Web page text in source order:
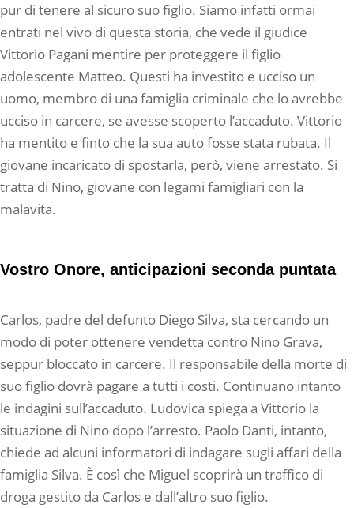
pur di tenere al sicuro suo figlio. Siamo infatti ormai
entrati nel vivo di questa storia, che vede il giudice
Vittorio Pagani mentire per proteggere il figlio
adolescente Matteo. Questi ha investito e ucciso un
uomo, membro di una famiglia criminale che lo avrebbe
ucciso in carcere, se avesse scoperto l’accaduto. Vittorio
ha mentito e finto che la sua auto fosse stata rubata. Il
giovane incaricato di spostarla, però, viene arrestato. Si
tratta di Nino, giovane con legami famigliari con la
malavita.
Vostro Onore, anticipazioni seconda puntata
Carlos, padre del defunto Diego Silva, sta cercando un
modo di poter ottenere vendetta contro Nino Grava,
seppur bloccato in carcere. Il responsabile della morte di
suo figlio dovrà pagare a tutti i costi. Continuano intanto
le indagini sull’accaduto. Ludovica spiega a Vittorio la
situazione di Nino dopo l’arresto. Paolo Danti, intanto,
chiede ad alcuni informatori di indagare sugli affari della
famiglia Silva. È così che Miguel scoprirà un traffico di
droga gestito da Carlos e dall’altro suo figlio.